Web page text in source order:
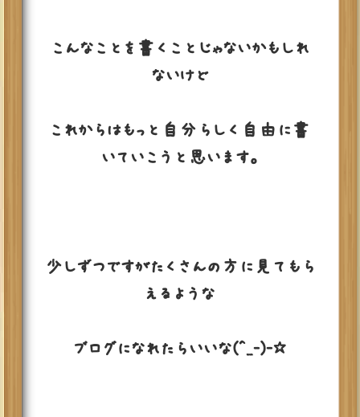
こんなことを書くことじゃないかもしれ
ないけど
これからはもっと自分らしく自由に書
いていこうと思います。
少しずつですがたくさんの方に見てもら
えるような
ブログになれたらいいな(^_-)-☆